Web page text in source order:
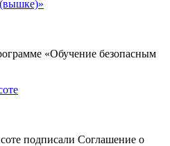
«Обучение безопасным
подписали Соглашение о